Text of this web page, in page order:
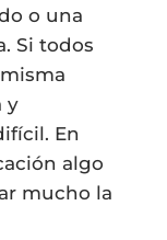
o una
Si todos
y
En
algo
mucho la